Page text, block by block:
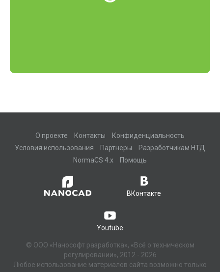
О проекте Контакты
Конфиденциальность
Условия использования
Партнеры
Разработчикам НТД
NormaCS 4.x
Помощь
ВКонтакте
Youtube
© ООО «Нанософт разработка», «Всё о техническом
регулировании», 2012 - 2026
Любое использование материалов сайта возможно только